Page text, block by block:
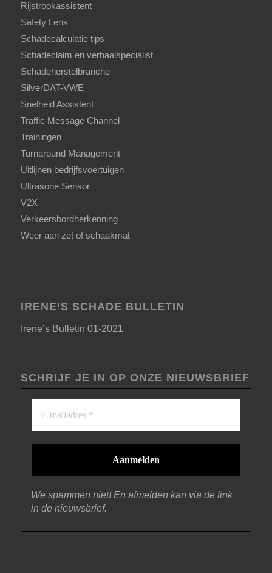
Rijstrookassistent
Safety Lens
Schadecalculatie tips
Schadeclaim en verhaalspecialist
Schadeherstelbranche
SilverDAT-VWE
Snelheid Assistent
Traffic Message Channel
Trainingen
Turnaround Management
Uitlijnen bedrijfsvoertuigen
Ultrasone Sensor
V2X
Verkeersbordherkenning
Weer aan zet of schaakmat
IRENE’S SCHADE BULLETIN
Irene’s Bulletin 01-2021
SCHRIJF JE IN OP ONZE NIEUWSBRIEF
We spammen niet! En afmelden kan via de link
in de nieuwsbrief.